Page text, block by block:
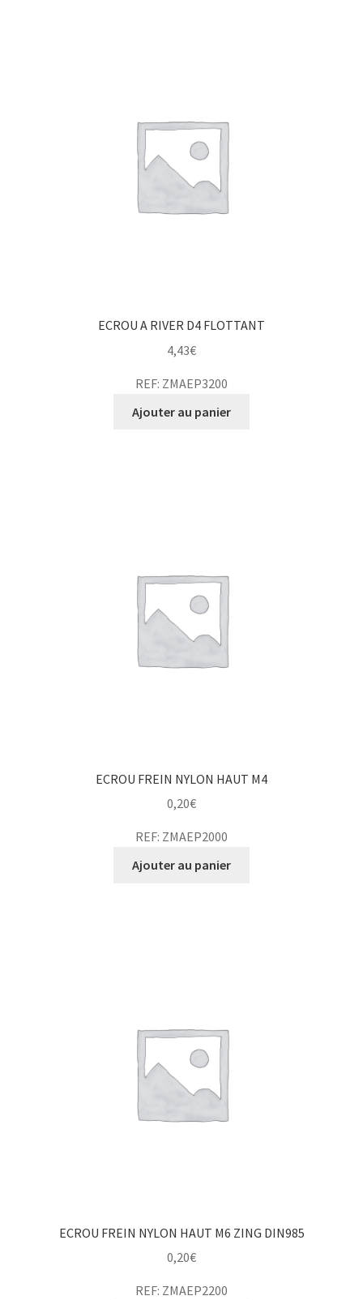
ECROU A RIVER D4 FLOTTANT
4,43€
REF: ZMAEP3200
Ajouter au panier
ECROU FREIN NYLON HAUT M4
0,20€
REF: ZMAEP2000
Ajouter au panier
ECROU FREIN NYLON HAUT M6 ZING DIN985
0,20€
REF: ZMAEP2200